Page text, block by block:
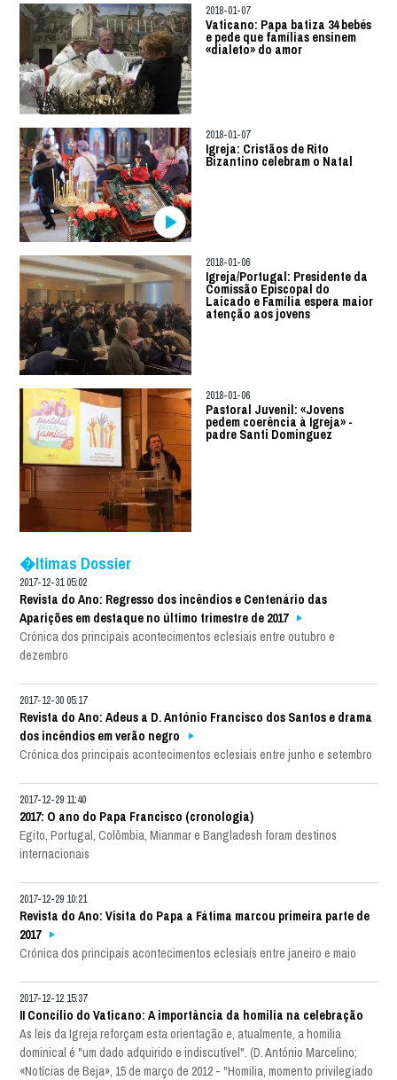
2018-01-07
Vaticano: Papa batiza 34 bebés
e pede que famílias ensinem
«dialeto» do amor
2018-01-07
Igreja: Cristãos de Rito
Bizantino celebram o Natal
2018-01-06
Igreja/Portugal: Presidente da
Comissão Episcopal do
Laicado e Família espera maior
atenção aos jovens
2018-01-06
Pastoral Juvenil: «Jovens
pedem coerência à Igreja» -
padre Santi Dominguez
�ltimas Dossier
2017-12-31 05:02
Revista do Ano: Regresso dos incêndios e Centenário das
Aparições em destaque no último trimestre de 2017
Crónica dos principais acontecimentos eclesiais entre outubro e
dezembro
2017-12-30 05:17
Revista do Ano: Adeus a D. António Francisco dos Santos e drama
dos incêndios em verão negro
Crónica dos principais acontecimentos eclesiais entre junho e setembro
2017-12-29 11:40
2017: O ano do Papa Francisco (cronologia)
Egito, Portugal, Colômbia, Mianmar e Bangladesh foram destinos
internacionais
2017-12-29 10:21
Revista do Ano: Visita do Papa a Fátima marcou primeira parte de
2017
Crónica dos principais acontecimentos eclesiais entre janeiro e maio
2017-12-12 15:37
II Concílio do Vaticano: A importância da homilia na celebração
As leis da Igreja reforçam esta orientação e, atualmente, a homilia
dominical é "um dado adquirido e indiscutível". (D. António Marcelino;
«Notícias de Beja», 15 de março de 2012 - "Homilia, momento privilegiado